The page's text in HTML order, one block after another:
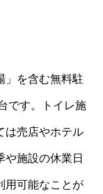
」を含む無料駐
です。トイレ施
は売店やホテル
施設の休業日
用可能なことが